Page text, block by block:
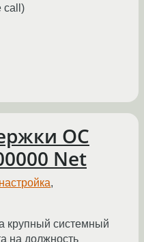
call)
ОС
Net
настройка,
крупный системный
на должность